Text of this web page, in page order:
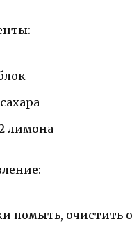
лимона
помыть, очистить